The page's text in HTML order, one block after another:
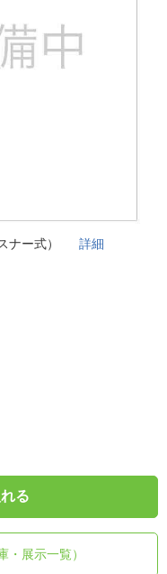
ナー式） 詳細
る
・展示一覧）